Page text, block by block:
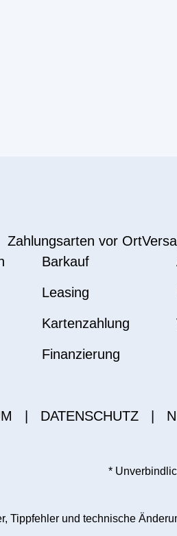
Zahlungsarten vor Ort
Barkauf
Leasing
Kartenzahlung
Finanzierung
DATENSCHUTZ
*
Tippfehler und technische